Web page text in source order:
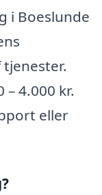
i Boeslunde
4.000 kr.
eller
?